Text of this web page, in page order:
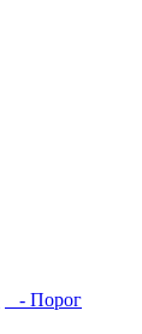
- Порог